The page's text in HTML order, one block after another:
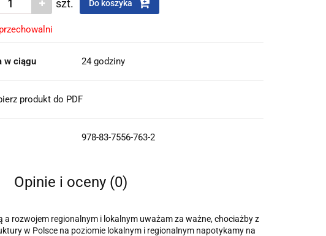
szt. Do koszyka
w ciągu 24 godziny
produkt do PDF
978-83-7556-763-2
Opinie i oceny (0)
rozwojem regionalnym i lokalnym uważam za ważne, chociażby z
w Polsce na poziomie lokalnym i regionalnym napotykamy na